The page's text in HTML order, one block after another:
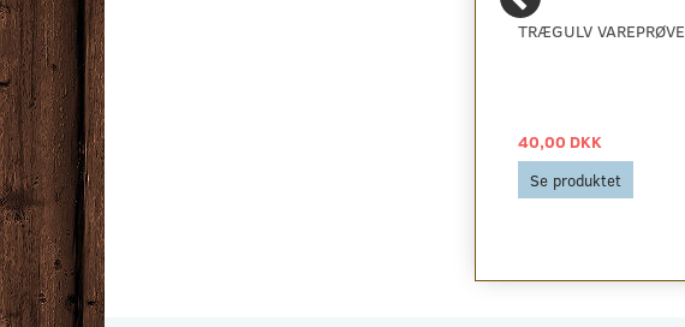
NO NOISE EXTREME
UDEN DAMPSPÆRRE
51,00 DKKpr
280,50 DKK pr
280,50 DKK
Se produktet
TRÆGULV VAREPRØVE
40,00 DKK
Se produktet